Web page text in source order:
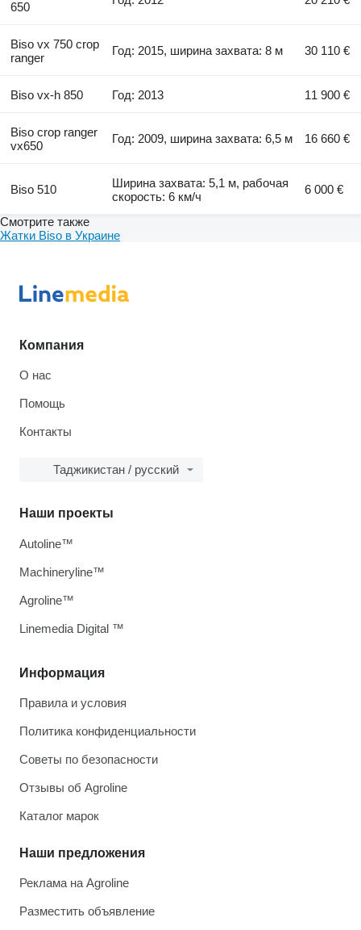
650
Biso vx 750 crop
ranger
Год: 2015, ширина захвата: 8 м 30 110 €
Biso vx-h 850 Год: 2013 11 900 €
Biso crop ranger
vx650
Год: 2009, ширина захвата: 6,5 м 16 660 €
Biso 510
Ширина захвата: 5,1 м, рабочая
скорость: 6 км/ч
6 000 €
Смотрите также
Жатки Biso в Украине
Компания
О нас
Помощь
Контакты
Таджикистан / русский
Информация
Правила и условия
Политика конфиденциальности
Советы по безопасности
Отзывы об Agroline
Каталог марок
Наши предложения
Реклама на Agroline
Разместить объявление
Наши проекты
Autoline™
Machineryline™
Agroline™
Linemedia Digital ™